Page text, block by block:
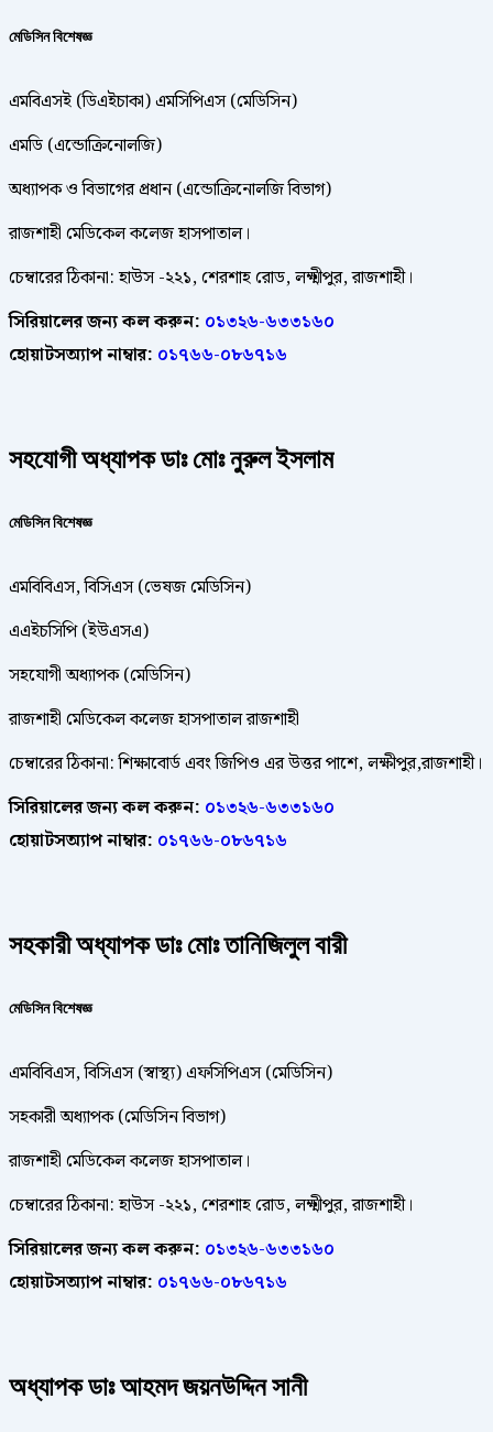
মেডিসিন বিশেষজ্ঞ
এমবিএসই (ডিএইচাকা) এমসিপিএস (মেডিসিন)
এমডি (এন্ডোক্রিনোলজি)
অধ্যাপক ও বিভাগের প্রধান (এন্ডোক্রিনোলজি বিভাগ)
রাজশাহী মেডিকেল কলেজ হাসপাতাল।
চেম্বারের ঠিকানা: হাউস -২২১, শেরশাহ রোড, লক্ষ্মীপুর, রাজশাহী।
সিরিয়ালের জন্য কল করুন: ০১৩২৬-৬৩৩১৬০
হোয়াটসঅ্যাপ নাম্বার: ০১৭৬৬-০৮৬৭১৬
সহযোগী অধ্যাপক ডাঃ মোঃ নুরুল ইসলাম
মেডিসিন বিশেষজ্ঞ
এমবিবিএস, বিসিএস (ভেষজ মেডিসিন)
এএইচসিপি (ইউএসএ)
সহযোগী অধ্যাপক (মেডিসিন)
রাজশাহী মেডিকেল কলেজ হাসপাতাল রাজশাহী
চেম্বারের ঠিকানা: শিক্ষাবোর্ড এবং জিপিও এর উত্তর পাশে, লক্ষীপুর,রাজশাহী।
সিরিয়ালের জন্য কল করুন: ০১৩২৬-৬৩৩১৬০
হোয়াটসঅ্যাপ নাম্বার: ০১৭৬৬-০৮৬৭১৬
সহকারী অধ্যাপক ডাঃ মোঃ তানিজিলুল বারী
মেডিসিন বিশেষজ্ঞ
এমবিবিএস, বিসিএস (স্বাস্থ্য) এফসিপিএস (মেডিসিন)
সহকারী অধ্যাপক (মেডিসিন বিভাগ)
রাজশাহী মেডিকেল কলেজ হাসপাতাল।
চেম্বারের ঠিকানা: হাউস -২২১, শেরশাহ রোড, লক্ষ্মীপুর, রাজশাহী।
সিরিয়ালের জন্য কল করুন: ০১৩২৬-৬৩৩১৬০
হোয়াটসঅ্যাপ নাম্বার: ০১৭৬৬-০৮৬৭১৬
অধ্যাপক ডাঃ আহমদ জয়নউদ্দিন সানী